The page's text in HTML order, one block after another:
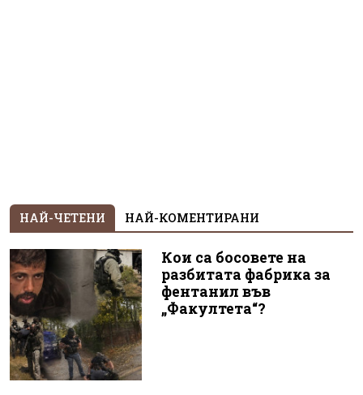
НАЙ-ЧЕТЕНИ НАЙ-КОМЕНТИРАНИ
Кои са босовете на
разбитата фабрика за
фентанил във
„Факултета“?